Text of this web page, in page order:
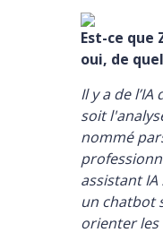
Est-ce
oui, de
Il y a de
soit
nommé
assistant IA
un chatbot
orienter